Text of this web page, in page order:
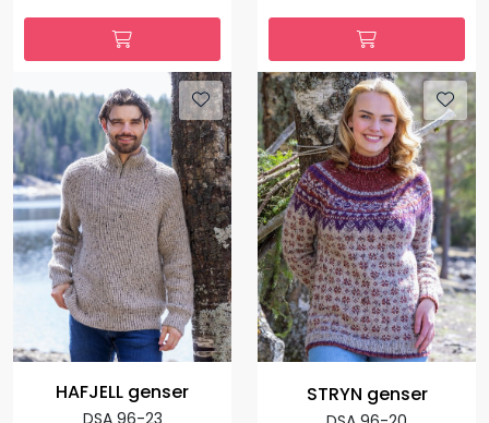
HAFJELL genser STRYN genser